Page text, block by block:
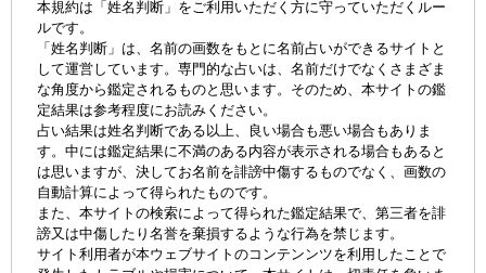
本規約は「姓名判断」をご利用いただく方に守っていただくルー
ルです。
「姓名判断」は、名前の画数をもとに名前占いができるサイトと
して運営しています。専門的な占いは、名前だけでなくさまざま
な角度から鑑定されるものと思います。そのため、本サイトの鑑
定結果は参考程度にお読みください。
占い結果は姓名判断である以上、良い場合も悪い場合もありま
す。中には鑑定結果に不満のある内容が表示される場合もあると
は思いますが、決してお名前を誹謗中傷するものでなく、画数の
自動計算によって得られたものです。
また、本サイトの検索によって得られた鑑定結果で、第三者を誹
謗又は中傷したり名誉を棄損するような行為を禁じます。
サイト利用者が本ウェブサイトのコンテンンツを利用したことで